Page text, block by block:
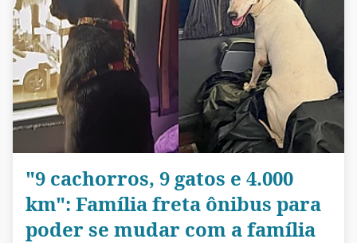
"9 cachorros, 9 gatos e 4.000
km": Família freta ônibus para
poder se mudar com a família